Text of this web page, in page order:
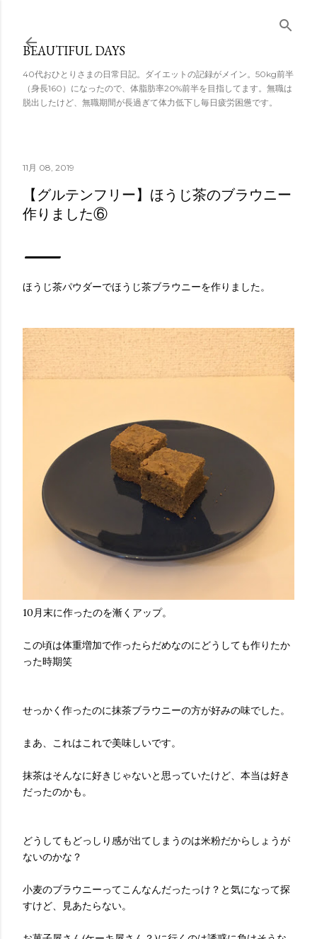
スキップしてメ
イン コンテンツ
に移動
BEAUTIFUL DAYS
40代おひとりさまの日常日記。ダイエットの記録がメイン。50kg前半
（身長160）になったので、体脂肪率20%前半を目指してます。無職は
脱出したけど、無職期間が長過ぎて体力低下し毎日疲労困憊です。
11月 08, 2019
【グルテンフリー】ほうじ茶のブラウニー
作りました⑥
ほうじ茶パウダーでほうじ茶ブラウニーを作りました。
10月末に作ったのを漸くアップ。
この頃は体重増加で作ったらだめなのにどうしても作りたか
った時期笑
せっかく作ったのに抹茶ブラウニーの方が好みの味でした。
まあ、これはこれで美味しいです。
抹茶はそんなに好きじゃないと思っていたけど、本当は好き
だったのかも。
どうしてもどっしり感が出てしまうのは米粉だからしょうが
ないのかな？
小麦のブラウニーってこんなんだったっけ？と気になって探
すけど、見あたらない。